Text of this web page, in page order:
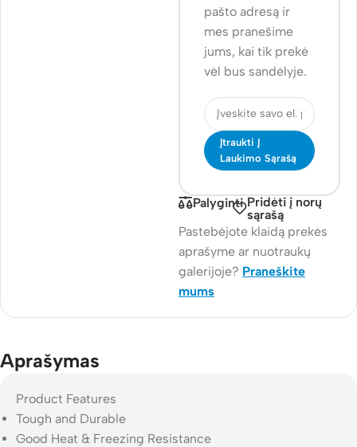
pašto adresą ir
mes pranešime
jums, kai tik prekė
vėl bus sandėlyje.
Įtraukti Į
Laukimo Sąrašą
Palyginti Pridėti į norų
sąrašą
Pastebėjote klaidą prekės
aprašyme ar nuotraukų
galerijoje? Praneškite
mums
Aprašymas
Product Features
Tough and Durable
Good Heat & Freezing Resistance